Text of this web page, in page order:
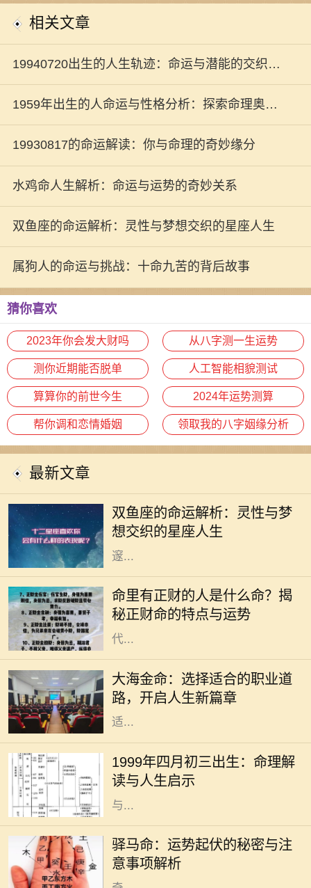
相关文章
19940720出生的人生轨迹：命运与潜能的交织之
旅
1959年出生的人命运与性格分析：探索命理奥秘
之旅
19930817的命运解读：你与命理的奇妙缘分
水鸡命人生解析：命运与运势的奇妙关系
双鱼座的命运解析：灵性与梦想交织的星座人生
属狗人的命运与挑战：十命九苦的背后故事
猜你喜欢
2023年你会发大财吗 从八字测一生运势
测你近期能否脱单 人工智能相貌测试
算算你的前世今生 2024年运势测算
帮你调和恋情婚姻 领取我的八字姻缘分析
最新文章
双鱼座的命运解析：灵性与梦
想交织的星座人生
星座，象征着无尽的灵性与感性。双
鱼座的人通常极具同情心，对周围人
的情感极为敏感，他们像海洋一般深
邃...
命里有正财的人是什么命？揭
秘正财命的特点与运势
命理学是古老而智慧的学问，它通过
分析个人的生辰八字来解读一个人的
命运与性格。在众多命理特征中，正
财命备受关注。正财作为一种命格，
代...
大海金命：选择适合的职业道
路，开启人生新篇章
在中国传统命理学中，每个人的命运
与五行有着密切的联系。大海金命，
象征着广阔与坚韧，适合在多变、开
放的行业中发挥自己的才华。选择合
适...
1999年四月初三出生：命理解
读与人生启示
在中国传统文化中，命理学被视为一
种重要的研究方式，通过分析个人的
出生时间以预测其命运走向。1999年
四月初三出生的人，随着五行的变化
与...
驿马命：运势起伏的秘密与注
意事项解析
驿马命，这个源自于中国传统命理学
的概念，意味着一个人命中有驿马星
相伴，通常与流动、变迁、出行紧密
相关。许多人可能对这一命理产生好